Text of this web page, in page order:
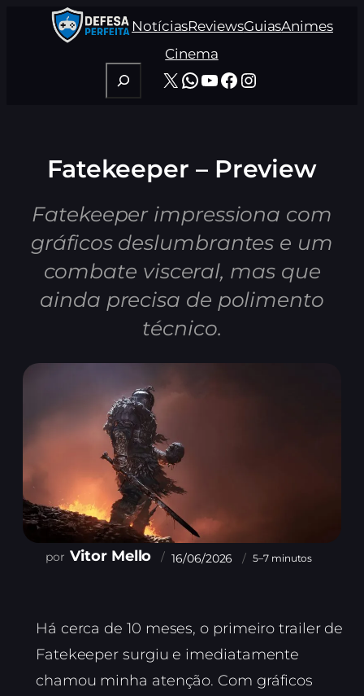
NotíciasReviewsGuiasAnimes
Cinema
Pesquisar
X WhatsApp
Youtube
Facebook
Instagram
Fatekeeper – Preview
Fatekeeper impressiona com
gráficos deslumbrantes e um
combate visceral, mas que
ainda precisa de polimento
técnico.
Vitor Mello 16/06/2026 5–7 minutos
Há cerca de 10 meses, o primeiro trailer de
Fatekeeper surgiu e imediatamente
chamou minha atenção. Com gráficos